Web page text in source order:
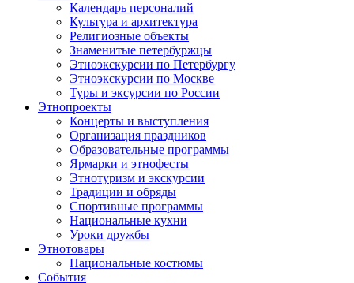
Календарь персоналий
Культура и архитектура
Религиозные объекты
Знаменитые петербуржцы
Этноэкскурсии по Петербургу
Этноэкскурсии по Москве
Туры и эксурсии по России
Этнопроекты
Концерты и выступления
Организация праздников
Образовательные программы
Ярмарки и этнофесты
Этнотуризм и экскурсии
Традиции и обряды
Спортивные программы
Национальные кухни
Уроки дружбы
Этнотовары
Национальные костюмы
События